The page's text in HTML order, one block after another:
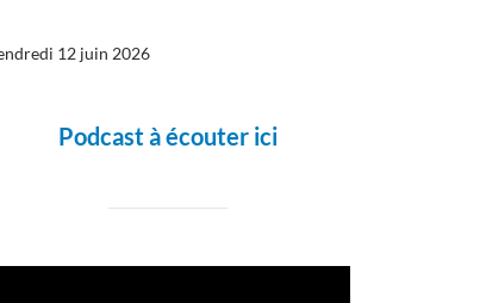
12 juin 2026
Podcast à écouter ici